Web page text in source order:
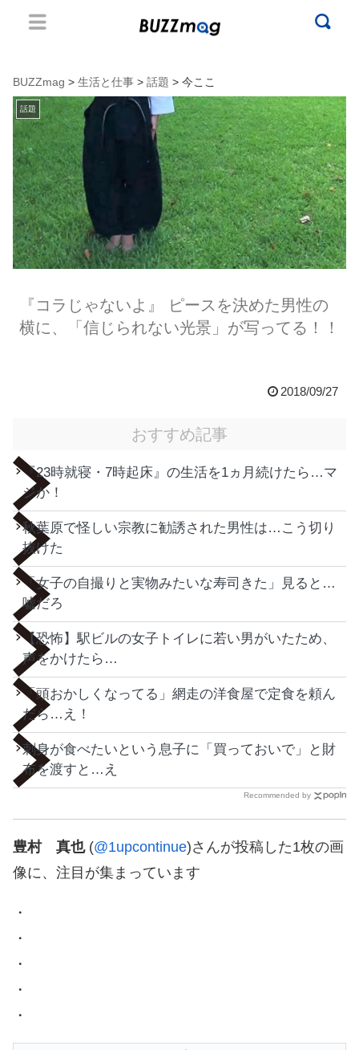
BUZZmag > 生活と仕事 > 話題 > 今ここ
話題
『コラじゃないよ』 ピースを決めた男性の
横に、「信じられない光景」が写ってる！！
2018/09/27
おすすめ記事
『23時就寝・7時起床』の生活を1ヵ月続けたら…マ
ジか！
秋葉原で怪しい宗教に勧誘された男性は…こう切り
抜けた
「女子の自撮りと実物みたいな寿司きた」見ると…
嘘だろ
【恐怖】駅ビルの女子トイレに若い男がいたため、
声をかけたら…
「頭おかしくなってる」網走の洋食屋で定食を頼ん
だら…え！
刺身が食べたいという息子に「買っておいで」と財
布を渡すと…え
Recommended by
豊村 真也(@1upcontinue)さんが投稿した1枚の画
像に、注目が集まっています
・
・
・
・
・